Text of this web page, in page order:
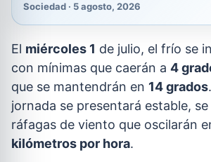
Sociedad · 5 agosto, 2026
El miércoles 1 de julio, el frío se
con mínimas que caerán a 4
que se mantendrán en 14 grados
jornada se presentará estable,
ráfagas de viento que oscilarán
kilómetros por hora.